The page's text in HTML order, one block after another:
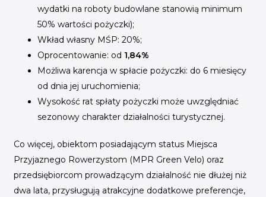
wydatki na roboty budowlane stanowią minimum
50% wartości pożyczki);
Wkład własny MŚP: 20%;
Oprocentowanie: od 1,84%
Możliwa karencja w spłacie pożyczki: do 6 miesięcy
od dnia jej uruchomienia;
Wysokość rat spłaty pożyczki może uwzględniać
sezonowy charakter działalności turystycznej.
Co więcej, obiektom posiadającym status Miejsca
Przyjaznego Rowerzystom (MPR Green Velo) oraz
przedsiębiorcom prowadzącym działalność nie dłużej niż
dwa lata, przysługują atrakcyjne dodatkowe preferencje,